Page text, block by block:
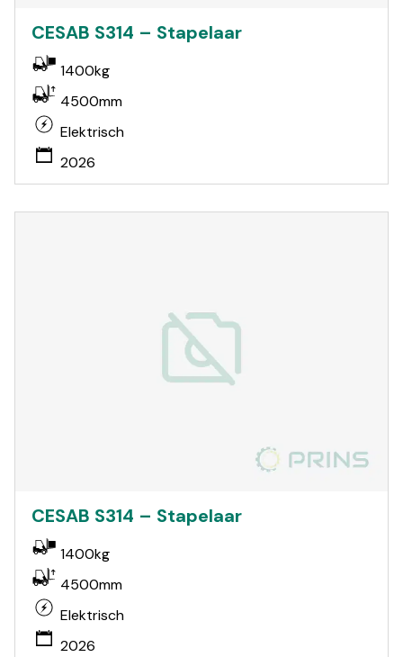
CESAB S314 – Stapelaar
1400kg
4500mm
Elektrisch
2026
CESAB S314 – Stapelaar
1400kg
4500mm
Elektrisch
2026